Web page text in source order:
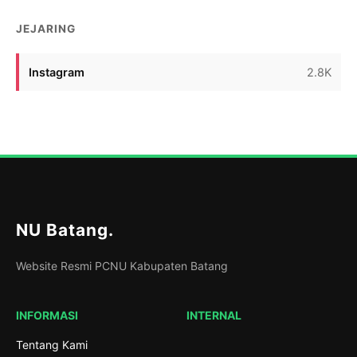
JEJARING
Instagram 2.8K
NU Batang.
Website Resmi PCNU Kabupaten Batang
INFORMASI
Tentang Kami
INTERNAL